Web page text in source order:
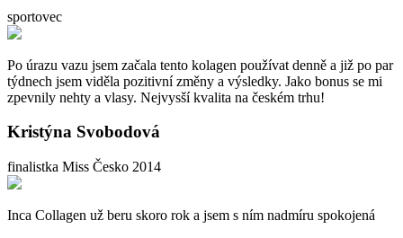
sportovec
Po úrazu vazu jsem začala tento kolagen používat denně a již po par
týdnech jsem viděla pozitivní změny a výsledky. Jako bonus se mi
zpevnily nehty a vlasy. Nejvysší kvalita na českém trhu!
Kristýna Svobodová
finalistka Miss Česko 2014
Inca Collagen už beru skoro rok a jsem s ním nadmíru spokojená